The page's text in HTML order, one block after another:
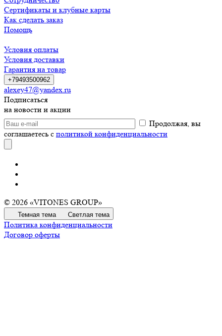
Сертификаты и клубные карты
Как сделать заказ
Помощь
Условия оплаты
Условия доставки
Гарантия на товар
+79493500962
alexey47@yandex.ru
Подписаться
на новости и акции
Продолжая, вы
соглашаетесь с политикой конфиденциальности
© 2026 «VITONES GROUP»
Темная тема Светлая тема
Политика конфиденциальности
Договор оферты